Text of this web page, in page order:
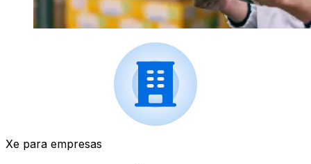
Xe para empresas